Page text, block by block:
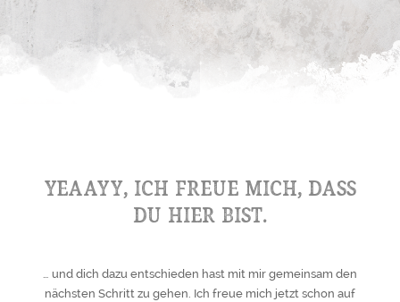
Yeaayy, ich freue mich, dass
du hier bist.
… und dich dazu entschieden hast mit mir gemeinsam den
nächsten Schritt zu gehen. Ich freue mich jetzt schon auf